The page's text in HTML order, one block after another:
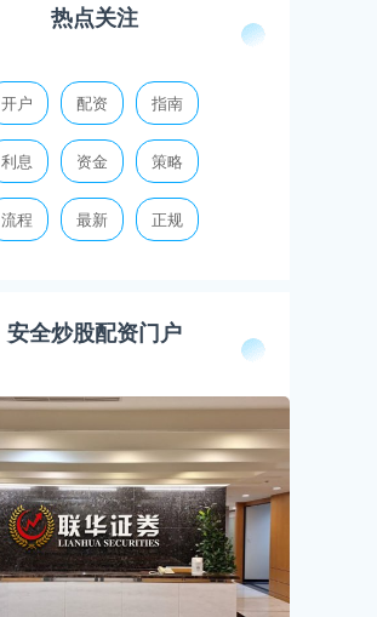
热点关注
开户 配资 指南
利息 资金 策略
流程 最新 正规
安全炒股配资门户